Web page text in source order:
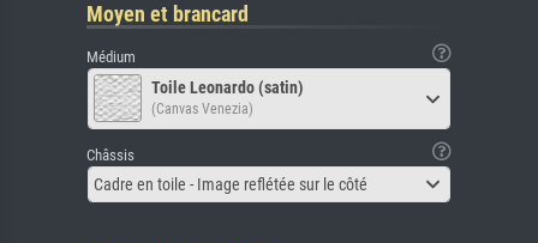
Moyen et brancard
Médium
Toile Leonardo (satin)
(Canvas Venezia)
Châssis
Cadre en toile - Image reflétée sur le côté